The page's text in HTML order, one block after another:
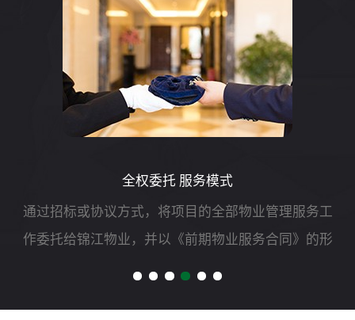
全权委托 服务模式
议方式，将项目的全部物业管理服务工
物业，并以《前期物业服务合同》的形
在项目建
成协议，